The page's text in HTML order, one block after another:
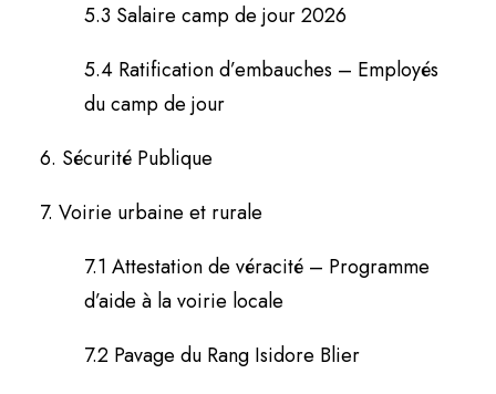
5.3 Salaire camp de jour 2026
5.4 Ratification d’embauches – Employés
du camp de jour
6. Sécurité Publique
7. Voirie urbaine et rurale
7.1 Attestation de véracité – Programme
d’aide à la voirie locale
7.2 Pavage du Rang Isidore Blier